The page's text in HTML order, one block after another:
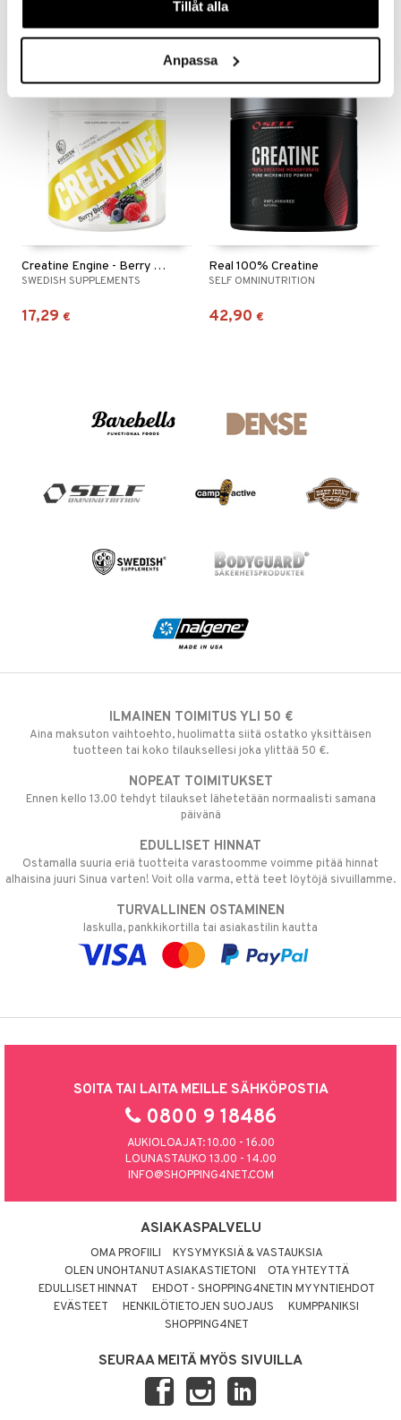
Tillåt alla
Anpassa
15,20
Creatine Engine - Berry Bomb
SWEDISH SUPPLEMENTS
17,29 €
Real 100% Creatine
SELF OMNINUTRITION
42,90 €
ILMAINEN TOIMITUS YLI 50 €
Aina maksuton vaihtoehto, huolimatta siitä ostatko yksittäisen
tuotteen tai koko tilauksellesi joka ylittää 50 €.
NOPEAT TOIMITUKSET
Ennen kello 13.00 tehdyt tilaukset lähetetään normaalisti samana
päivänä
EDULLISET HINNAT
Ostamalla suuria eriä tuotteita varastoomme voimme pitää hinnat
alhaisina juuri Sinua varten! Voit olla varma, että teet löytöjä sivuillamme.
TURVALLINEN OSTAMINEN
laskulla, pankkikortilla tai asiakastilin kautta
SOITA TAI LAITA MEILLE SÄHKÖPOSTIA
0800 9 18486
AUKIOLOAJAT: 10.00 - 16.00
LOUNASTAUKO 13.00 - 14.00
INFO@SHOPPING4NET.COM
ASIAKASPALVELU
OMA PROFIILI
KYSYMYKSIÄ & VASTAUKSIA
OLEN UNOHTANUT ASIAKASTIETONI
OTA YHTEYTTÄ
EDULLISET HINNAT
EHDOT - SHOPPING4NETIN MYYNTIEHDOT
EVÄSTEET
HENKILÖTIETOJEN SUOJAUS
KUMPPANIKSI
SHOPPING4NET
SEURAA MEITÄ MYÖS SIVUILLA